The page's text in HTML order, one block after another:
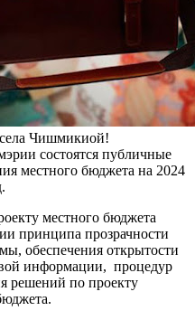
Чишмикиой!
состоятся публичные
местного бюджета на 2024
местного бюджета
принципа прозрачности
обеспечения открытости
информации, процедур
решений по проекту